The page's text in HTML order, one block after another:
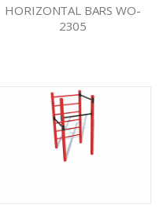
HORIZONTAL BARS WO-
2305